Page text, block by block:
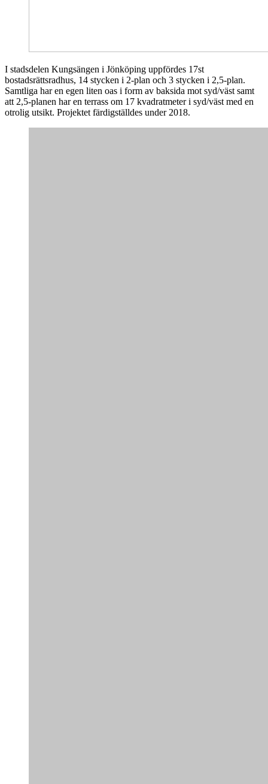
I stadsdelen Kungsängen i Jönköping uppfördes 17st
bostadsrättsradhus, 14 stycken i 2-plan och 3 stycken i 2,5-plan.
Samtliga har en egen liten oas i form av baksida mot syd/väst samt
att 2,5-planen har en terrass om 17 kvadratmeter i syd/väst med en
otrolig utsikt. Projektet färdigställdes under 2018.